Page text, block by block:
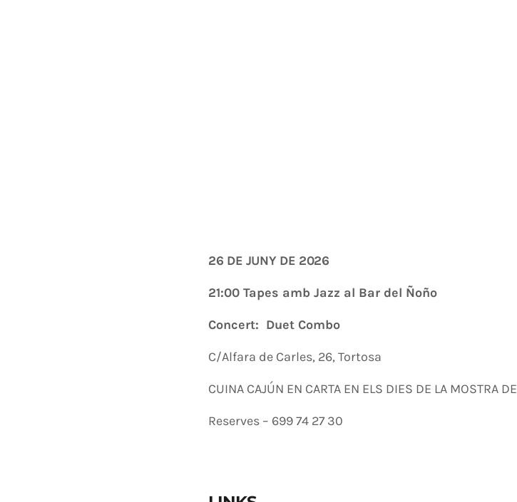
26 DE JUNY DE 2026
21:00 Tapes amb Jazz al Bar del Ñoño
Concert: Duet Combo
C/Alfara de Carles, 26, Tortosa
CUINA CAJÚN EN CARTA EN ELS DIES DE LA MOSTRA
Reserves – 699 74 27 30